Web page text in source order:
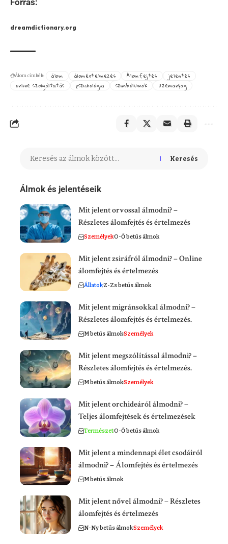
Forrás:
dreamdictionary.org
Álom címkék: álom álomértelmezés Álomfejtés
jelentés
online szolgáltatás
pszichológia szimbólumok üzemanyag
Keresés
Álmok és jelentéseik
Mit jelent orvossal álmodni? –
Részletes álomfejtés és értelmezés
SzemélyekO-Ő betűs álmok
Mit jelent zsiráfról álmodni? – Online
álomfejtés és értelmezés
ÁllatokZ-Zs betűs álmok
Mit jelent migránsokkal álmodni? –
Részletes álomfejtés és értelmezés.
M betűs álmokSzemélyek
Mit jelent megszólítással álmodni? –
Részletes álomfejtés és értelmezés.
M betűs álmokSzemélyek
Mit jelent orchideáról álmodni? –
Teljes álomfejtések és értelmezések
TermészetO-Ő betűs álmok
Mit jelent a mindennapi élet csodáiról
álmodni? – Álomfejtés és értelmezés
M betűs álmok
Mit jelent nővel álmodni? – Részletes
álomfejtés és értelmezés
N-Ny betűs álmokSzemélyek